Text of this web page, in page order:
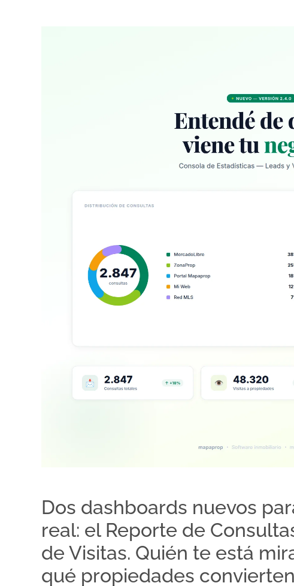
Dos dashboards nuevos
real: el Reporte de
de Visitas. Quién te está
qué propiedades